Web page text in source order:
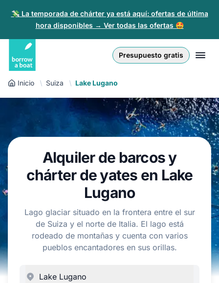
💸 La temporada de chárter ya está aquí: ofertas de última
hora disponibles → Ver todas las ofertas 🤩
Presupuesto gratis
Iniciar sesión
Regístrate
Para partners
EUR
Złoty
English (UK)
Nederlands
Español
Français
Polski
Inicio Suiza Lake Lugano
Alquiler de barcos y
chárter de yates en Lake
Lugano
Lago glaciar situado en la frontera entre el sur
de Suiza y el norte de Italia. El lago está
rodeado de montañas y cuenta con varios
pueblos encantadores en sus orillas.